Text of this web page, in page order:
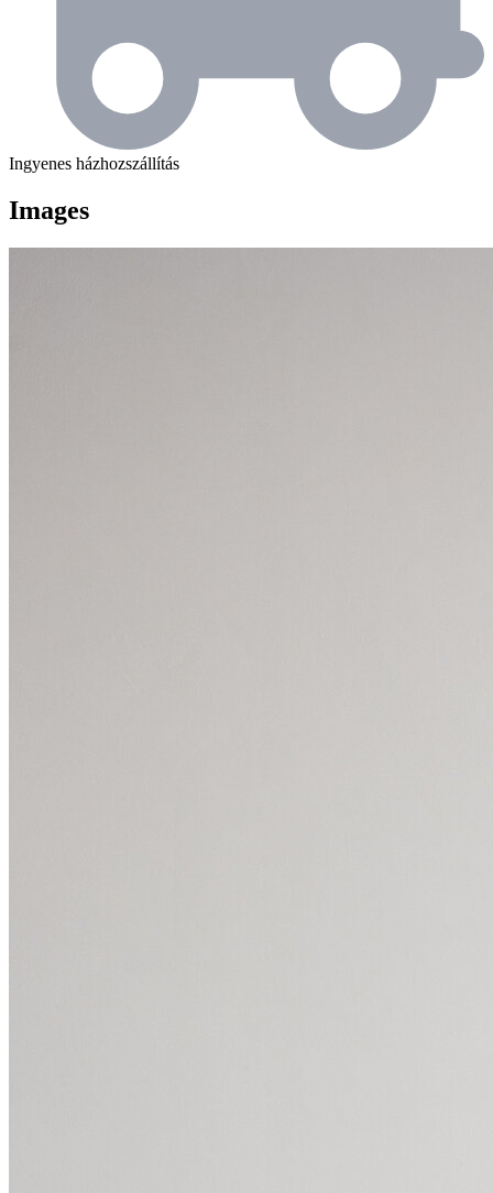
Ingyenes házhozszállítás
Images